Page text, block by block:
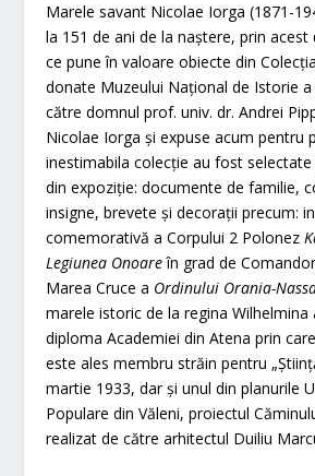
Marele savant Nicolae Iorga (1871-
la 151 de ani de la naștere, prin acest
ce pune în valoare obiecte din
donate Muzeului Național de Istorie a
către domnul prof. univ. dr. Andrei
Nicolae Iorga și expuse acum pentru
inestimabila colecție au fost
din expoziție: documente de familie,
insigne, brevete și decorații precum:
comemorativă a Corpului 2 Polonez
Legiunea Onoareîn grad de
Marea Cruce a Ordinului Orania-
marele istoric de la regina Wilhelmina
diploma Academiei din Atena prin
este ales membru străin pentru
martie 1933, dar și unul din planurile
Populare din Văleni, proiectul
realizat de către arhitectul Duiliu